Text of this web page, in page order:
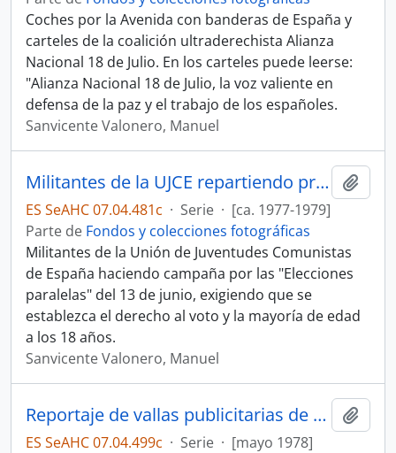
Coches por la Avenida con banderas de España y
carteles de la coalición ultraderechista Alianza
Nacional 18 de Julio. En los carteles puede leerse:
"Alianza Nacional 18 de Julio, la voz valiente en
defensa de la paz y el trabajo de los españoles.
Sanvicente Valonero, Manuel
Militantes de la UJCE repartiendo propaganda electoral.
ES SeAHC 07.04.481c · Serie · [ca. 1977-1979]
Parte de Fondos y colecciones fotográficas
Militantes de la Unión de Juventudes Comunistas
de España haciendo campaña por las "Elecciones
paralelas" del 13 de junio, exigiendo que se
establezca el derecho al voto y la mayoría de edad
a los 18 años.
Sanvicente Valonero, Manuel
Reportaje de vallas publicitarias de partidos políticos y de la campaña electoral.
ES SeAHC 07.04.499c · Serie · [mayo 1978]